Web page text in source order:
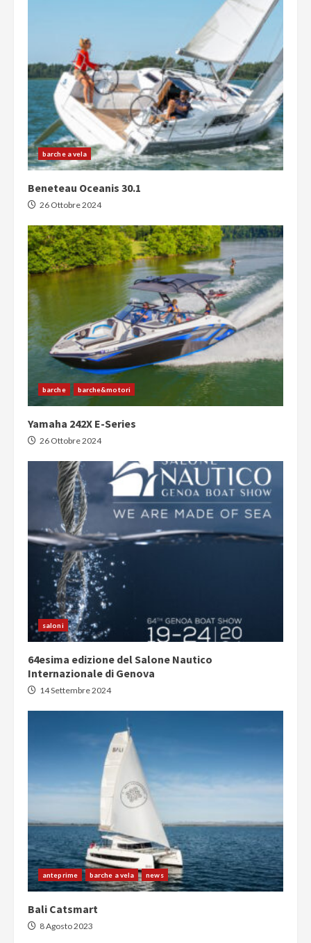
barche a vela
Beneteau Oceanis 30.1
26 Ottobre 2024
barche barche&motori
Yamaha 242X E-Series
26 Ottobre 2024
saloni
64esima edizione del Salone Nautico
Internazionale di Genova
14 Settembre 2024
anteprime barche a vela news
Bali Catsmart
8 Agosto 2023